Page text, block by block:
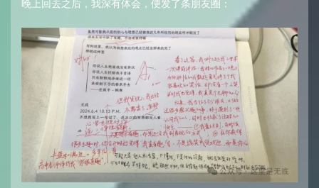
晚上回去之后，我深有体会，便发了条朋友圈：